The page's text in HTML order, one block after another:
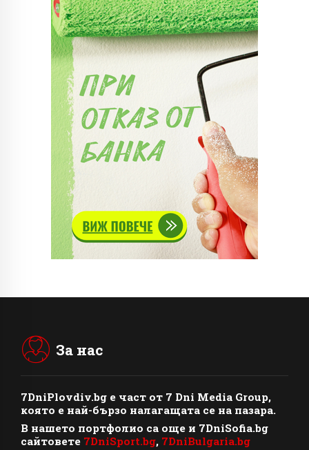
За нас
7DniPlovdiv.bg e част от 7 Dni Media Group,
която е най-бързо налагащата се на пазара.
В нашето портфолио са още и 7DniSofia.bg
сайтовете 7DniSport.bg, 7DniBulgaria.bg